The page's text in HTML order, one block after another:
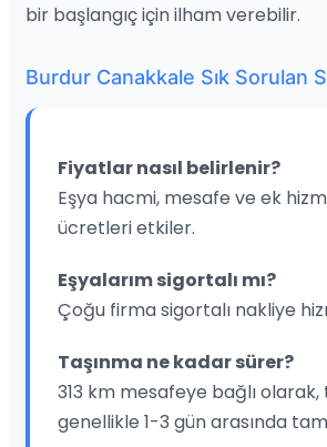
bir başlangıç için ilham verebilir.
Burdur Canakkale Sık Sorulan
Fiyatlar nasıl belirlenir?
Eşya hacmi, mesafe ve ek
ücretleri etkiler.
Eşyalarım sigortalı mı?
Çoğu firma sigortalı nakliye
Taşınma ne kadar sürer?
313 km mesafeye bağlı olarak,
genellikle 1-3 gün arasında